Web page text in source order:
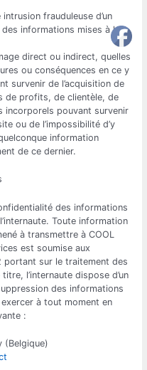
frauduleuse d’un
informations mises à la
direct ou indirect, quelles
ou conséquences en ce y
survenir de l’acquisition de
de profits, de clientèle, de
incorporels pouvant survenir
ou de l’impossibilité d’y
information
de ce dernier.
des informations
Toute information
à transmettre à COOL
est soumise aux
sur le traitement des
l’internaute dispose d’un
des informations
à tout moment en
:
(Belgique)